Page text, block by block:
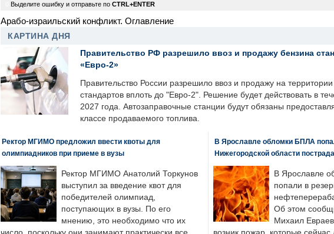
Выделите ошибку и отправьте по CTRL+ENTER
Арабо-израильский конфликт. Оглавление
КАРТИНА ДНЯ
Правительство РФ разрешило ввоз и продажу бензина
«Евро-2»
Правительство России разрешило ввоз и продажу на
стандартов вплоть до "Евро-2". Решение будет действовать в
2027 года. Автозаправочные станции будут обязаны
классе продаваемого топлива.
Ректор МГИМО предложил ввести квоты для
олимпиадников при приеме в вузы
Ректор МГИМО Анатолий Торкунов
выступил за введение квот для
победителей олимпиад,
поступающих в вузы. По его
мнению, это необходимо что их
В Ярославле обломки БПЛА
Нижегородской области
В Ярославле
попали в
Об этом
Михаил